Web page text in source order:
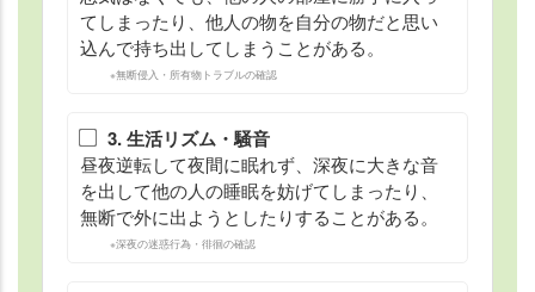
てしまったり、他人の物を自分の物だと思い
込んで持ち出してしまうことがある。
※無断侵入・所有物トラブルの確認
3. 生活リズム・騒音
昼夜逆転して夜間に眠れず、深夜に大きな音
を出して他の人の睡眠を妨げてしまったり、
無断で外に出ようとしたりすることがある。
※深夜の迷惑行為・徘徊の確認